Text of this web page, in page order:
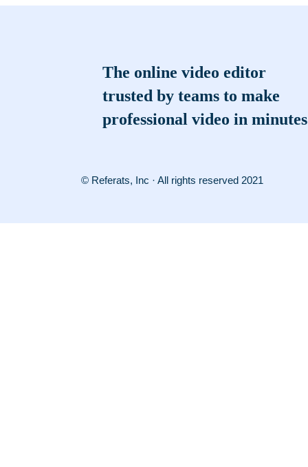
The online video editor
trusted by teams to make
professional video in minutes
© Referats, Inc · All rights reserved 2021